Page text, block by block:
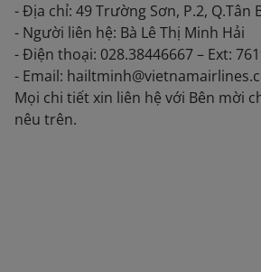
- Địa chỉ: 49 Trường Sơn, P.2, Q.Tân
- Người liên hệ: Bà Lê Thị Minh Hải
- Điện thoại: 028.38446667 – Ext:
- Email:
Mọi chi tiết xin liên hệ với Bên mời
nêu trên.